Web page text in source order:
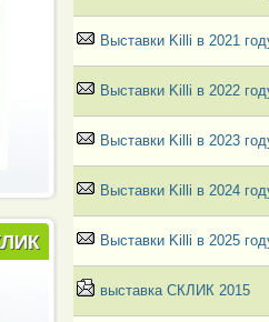
Выставки Killi в 2021
Выставки Killi в 2022
Выставки Killi в 2023
Выставки Killi в 2024
Выставки Killi в 2025
выставка СКЛИК 2015